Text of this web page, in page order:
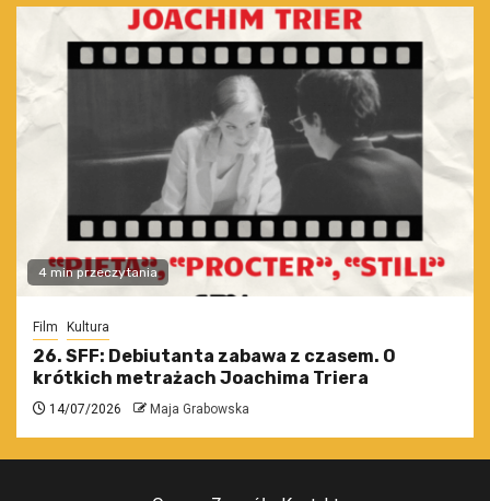
4 min przeczytania
Film Kultura
26. SFF: Debiutanta zabawa z czasem. O
krótkich metrażach Joachima Triera
14/07/2026 Maja Grabowska